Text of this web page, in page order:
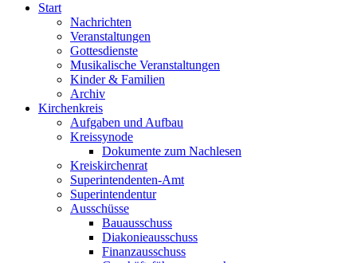
Start
Nachrichten
Veranstaltungen
Gottesdienste
Musikalische Veranstaltungen
Kinder & Familien
Archiv
Kirchenkreis
Aufgaben und Aufbau
Kreissynode
Dokumente zum Nachlesen
Kreiskirchenrat
Superintendenten-Amt
Superintendentur
Ausschüsse
Bauausschuss
Diakonieausschuss
Finanzausschuss